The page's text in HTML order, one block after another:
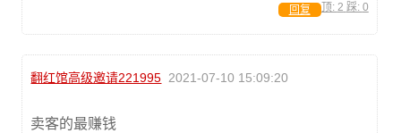
顶: 2 踩: 0
回复
翻红馆高级邀请221995 2021-07-10 15:09:20
卖客的最赚钱